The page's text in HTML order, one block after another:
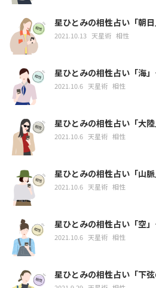
星ひとみの相性占い「朝
2021.10.13 天星術 相性
星ひとみの相性占い「海
2021.10.6 天星術 相性
星ひとみの相性占い「大
2021.10.6 天星術 相性
星ひとみの相性占い「山
2021.10.6 天星術 相性
星ひとみの相性占い「空
2021.10.6 天星術 相性
星ひとみの相性占い「下